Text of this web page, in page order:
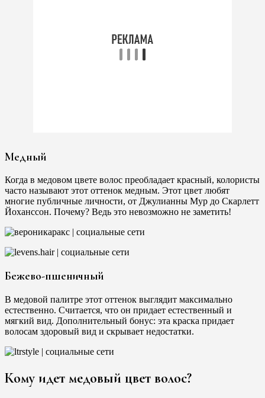
Медный
Когда в медовом цвете волос преобладает красный, колористы
часто называют этот оттенок медным. Этот цвет любят
многие публичные личности, от Джулианны Мур до Скарлетт
Йоханссон. Почему? Ведь это невозможно не заметить!
Бежево-пшеничный
В медовой палитре этот оттенок выглядит максимально
естественно. Считается, что он придает естественный и
мягкий вид. Дополнительный бонус: эта краска придает
волосам здоровый вид и скрывает недостатки.
Кому идет медовый цвет волос?